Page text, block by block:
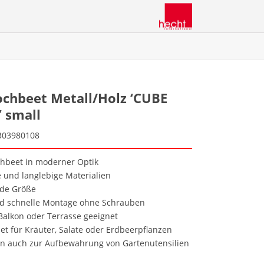
Metall/Holz ‘CUBE
small
in moderner Optik
und langlebige Materialien
Größe
schnelle Montage ohne Schrauben
oder Terrasse geeignet
für Kräuter, Salate oder Erdbeerpflanzen
auch zur Aufbewahrung von Gartenutensilien